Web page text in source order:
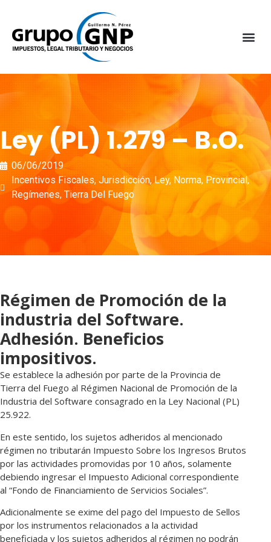
Ley (PL) 1.279 – B.O.
06/06/2019
Incentivos Fiscales, Jurisdicción, Ley, Norma, Provincial,
Regímenes, Tierra Del Fuego
Régimen de Promoción de la
industria del Software.
Adhesión. Beneficios
impositivos.
Se establece la adhesión por parte de la Provincia de
Tierra del Fuego al Régimen Nacional de Promoción de la
Industria del Software consagrado en la Ley Nacional (PL)
25.922.
En este sentido, los sujetos adheridos al mencionado
régimen no tributarán Impuesto Sobre los Ingresos Brutos
por las actividades promovidas por 10 años, solamente
debiendo ingresar el Impuesto Adicional correspondiente
al “Fondo de Financiamiento de Servicios Sociales”.
Adicionalmente se exime del pago del Impuesto de Sellos
por los instrumentos relacionados a la actividad
beneficiada y los sujetos adheridos al régimen no podrán